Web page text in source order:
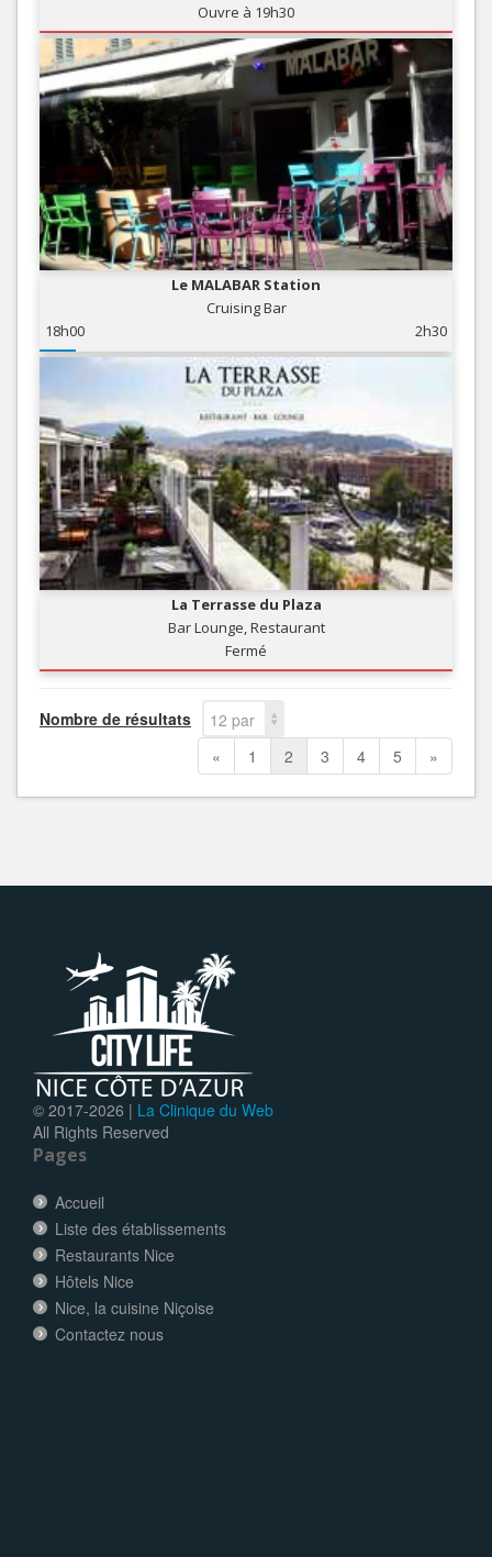
Ouvre à 19h30
Le MALABAR Station
Cruising Bar
18h00
2h30
La Terrasse du Plaza
Bar Lounge, Restaurant
Fermé
Nombre de résultats
12 par
page
« 1 2 3 4 5 »
© 2017-2026 | La Clinique du Web
All Rights Reserved
Pages
Accueil
Liste des établissements
Restaurants Nice
Hôtels Nice
Nice, la cuisine Niçoise
Contactez nous